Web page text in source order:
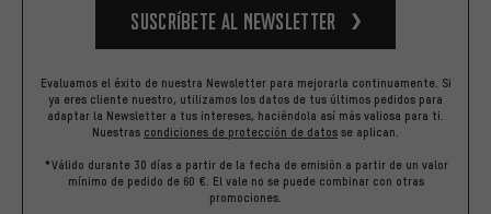
Suscríbete al newsletter
Evaluamos el éxito de nuestra Newsletter para mejorarla continuamente. Si
ya eres cliente nuestro, utilizamos los datos de tus últimos pedidos para
adaptar la Newsletter a tus intereses, haciéndola así más valiosa para ti.
Nuestras condiciones de protección de datos se aplican.
*Válido durante 30 días a partir de la fecha de emisión a partir de un valor
mínimo de pedido de 60 €. El vale no se puede combinar con otras
promociones.